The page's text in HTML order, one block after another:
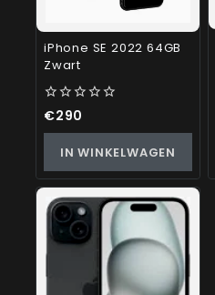
iPhone SE 2022 64GB
Zwart
0
€290
IN WINKELWAGEN